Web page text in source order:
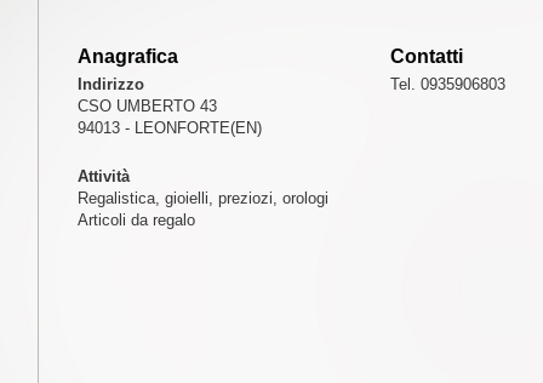
Anagrafica
Indirizzo
CSO UMBERTO 43
94013 - LEONFORTE(EN)
Contatti
Tel. 0935906803
Attività
Regalistica, gioielli, preziozi, orologi
Articoli da regalo